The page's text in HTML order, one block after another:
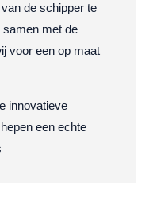
de schipper te
samen met de
voor een op maat
innovatieve
een echte